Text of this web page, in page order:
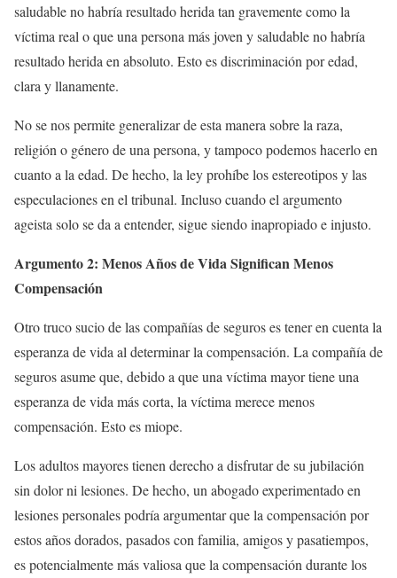
saludable no habría resultado herida tan gravemente como la
víctima real o que una persona más joven y saludable no habría
resultado herida en absoluto. Esto es discriminación por edad,
clara y llanamente.
No se nos permite generalizar de esta manera sobre la raza,
religión o género de una persona, y tampoco podemos hacerlo en
cuanto a la edad. De hecho, la ley prohíbe los estereotipos y las
especulaciones en el tribunal. Incluso cuando el argumento
ageista solo se da a entender, sigue siendo inapropiado e injusto.
Argumento 2: Menos Años de Vida Significan Menos
Compensación
Otro truco sucio de las compañías de seguros es tener en cuenta la
esperanza de vida al determinar la compensación. La compañía de
seguros asume que, debido a que una víctima mayor tiene una
esperanza de vida más corta, la víctima merece menos
compensación. Esto es miope.
Los adultos mayores tienen derecho a disfrutar de su jubilación
sin dolor ni lesiones. De hecho, un abogado experimentado en
lesiones personales podría argumentar que la compensación por
estos años dorados, pasados con familia, amigos y pasatiempos,
es potencialmente más valiosa que la compensación durante los